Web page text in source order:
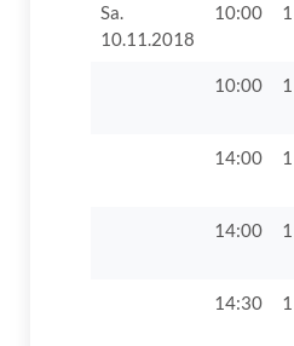
Sa.
10.11.2018
10:00 1
10:00 1
14:00 1
14:00 1
14:30 1